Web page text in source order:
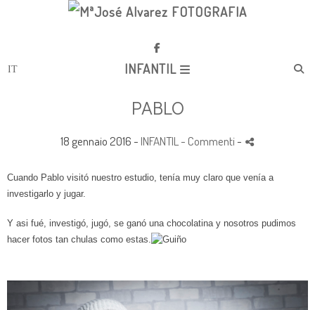
INFANTIL
PABLO
18 gennaio 2016 - INFANTIL - Commenti-
Cuando Pablo visitó nuestro estudio, tenía muy claro que venía a
investigarlo y jugar.
Y asi fué, investigó, jugó, se ganó una chocolatina y nosotros pudimos
hacer fotos tan chulas como estas.